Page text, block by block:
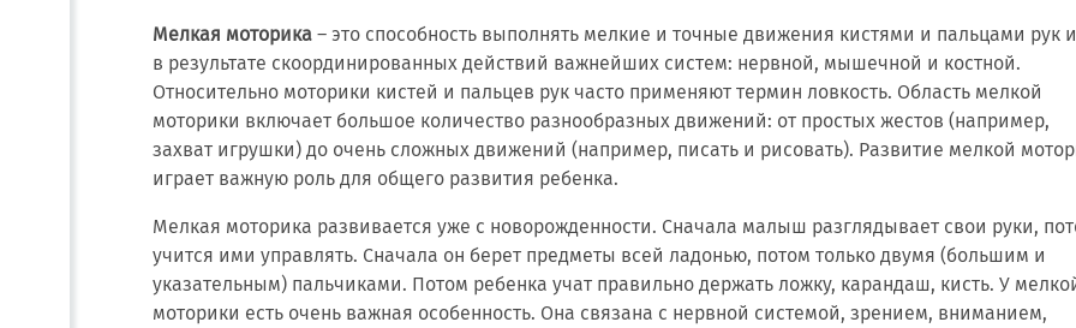
Мелкая моторика– это способность выполнять мелкие и точные движения кистями и пальцами рук
в результате скоординированных действий важнейших систем: нервной, мышечной и костной.
Относительно моторики кистей и пальцев рук часто применяют термин ловкость. Область мелкой
моторики включает большое количество разнообразных движений: от простых жестов (например,
захват игрушки) до очень сложных движений (например, писать и рисовать). Развитие мелкой
играет важную роль для общего развития ребенка.
Мелкая моторика развивается уже с новорожденности. Сначала малыш разглядывает свои руки,
учится ими управлять. Сначала он берет предметы всей ладонью, потом только двумя (большим и
указательным) пальчиками. Потом ребенка учат правильно держать ложку, карандаш, кисть. У
моторики есть очень важная особенность. Она связана с нервной системой, зрением, вниманием,